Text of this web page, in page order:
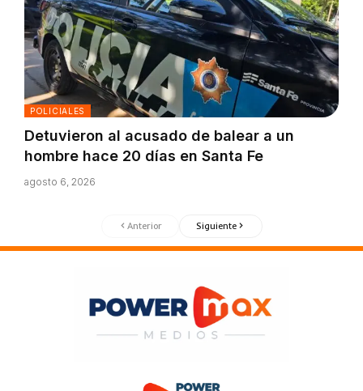
POLICIALES
Detuvieron al acusado de balear a un
hombre hace 20 días en Santa Fe
agosto 6, 2026
Anterior Siguiente